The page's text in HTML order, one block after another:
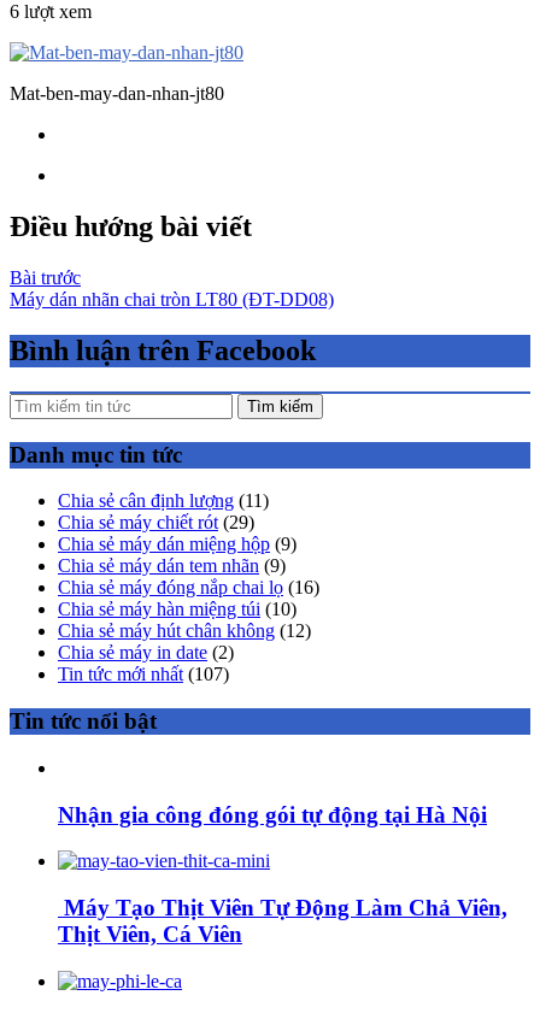
6 lượt xem
Mat-ben-may-dan-nhan-jt80
Điều hướng bài viết
Bài trước
Máy dán nhãn chai tròn LT80 (ĐT-DD08)
Bình luận trên Facebook
Tìm kiếm
Danh mục tin tức
Chia sẻ cân định lượng (11)
Chia sẻ máy chiết rót (29)
Chia sẻ máy dán miệng hộp (9)
Chia sẻ máy dán tem nhãn (9)
Chia sẻ máy đóng nắp chai lọ (16)
Chia sẻ máy hàn miệng túi (10)
Chia sẻ máy hút chân không (12)
Chia sẻ máy in date (2)
Tin tức mới nhất (107)
Tin tức nổi bật
Nhận gia công đóng gói tự động tại Hà Nội
Máy Tạo Thịt Viên Tự Động Làm Chả Viên,
Thịt Viên, Cá Viên